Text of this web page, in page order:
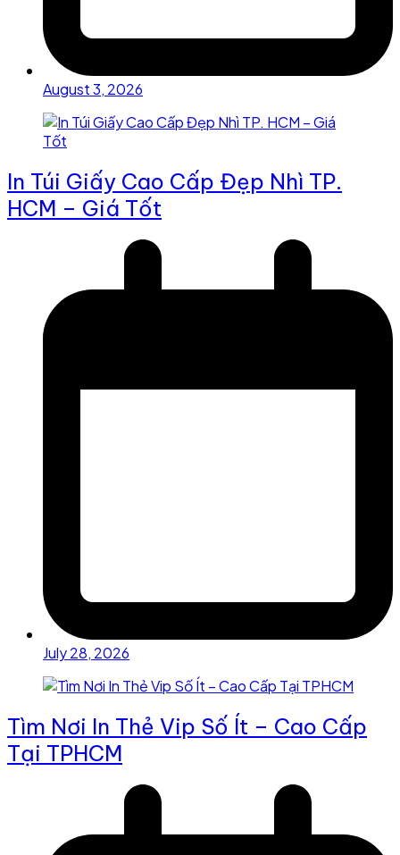
August 3, 2026
In Túi Giấy Cao Cấp Đẹp Nhì TP.
HCM – Giá Tốt
July 28, 2026
Tìm Nơi In Thẻ Vip Số Ít – Cao Cấp
Tại TPHCM